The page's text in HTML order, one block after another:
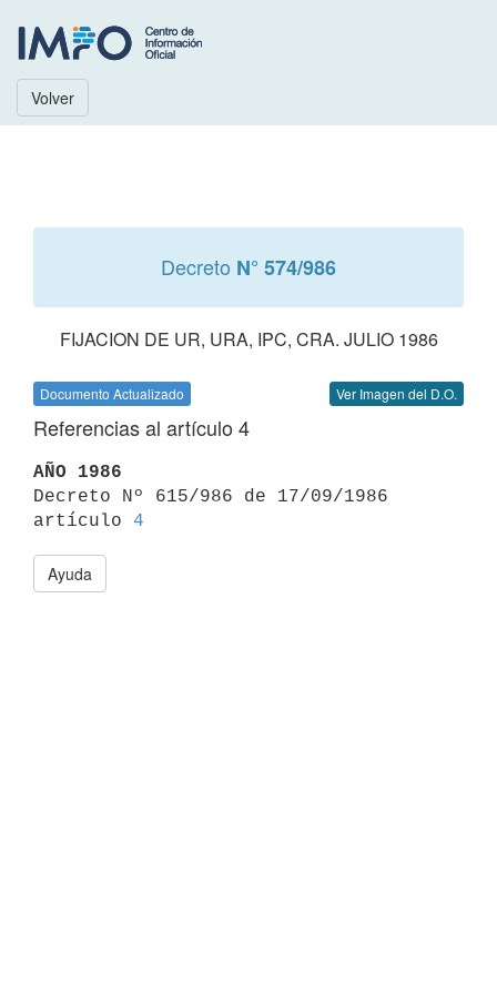
Volver
Decreto N° 574/986
FIJACION DE UR, URA, IPC, CRA. JULIO 1986
Documento Actualizado Ver Imagen del D.O.
Referencias al artículo 4
AÑO 1986
Decreto Nº 615/986 de 17/09/1986
artículo 4
Ayuda